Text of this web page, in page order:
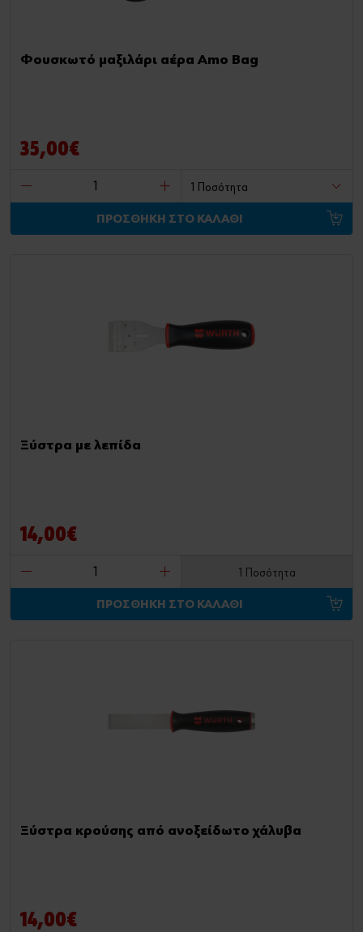
Φουσκωτό μαξιλάρι αέρα Amo Bag
35,00€
ΠΡΟΣΘΗΚΗ ΣΤΟ ΚΑΛΑΘΙ
Ξύστρα με λεπίδα
14,00€
1 Ποσότητα
ΠΡΟΣΘΗΚΗ ΣΤΟ ΚΑΛΑΘΙ
Ξύστρα κρούσης από ανοξείδωτο χάλυβα
14,00€